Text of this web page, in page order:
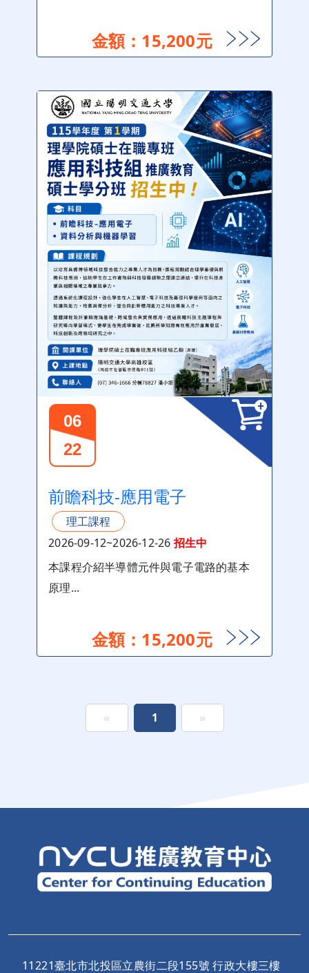
金額：15,200元
06
22
前瞻科技-應用電子
理工課程
2026-09-12~2026-12-26 招生中
本課程介紹半導體元件與電子電路的基本
原理...
金額：15,200元
« 1 »
11221臺北市北投區立農街二段155號 行政大樓三樓